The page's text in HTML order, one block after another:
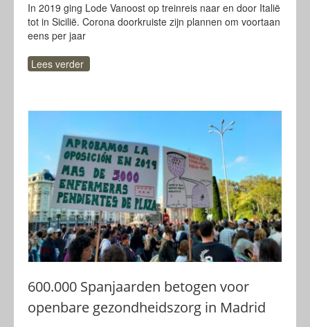
In 2019 ging Lode Vanoost op treinreis naar en door Italië
tot in Sicilië. Corona doorkruiste zijn plannen om voortaan
eens per jaar
Lees verder
600.000 Spanjaarden betogen voor
openbare gezondheidszorg in Madrid